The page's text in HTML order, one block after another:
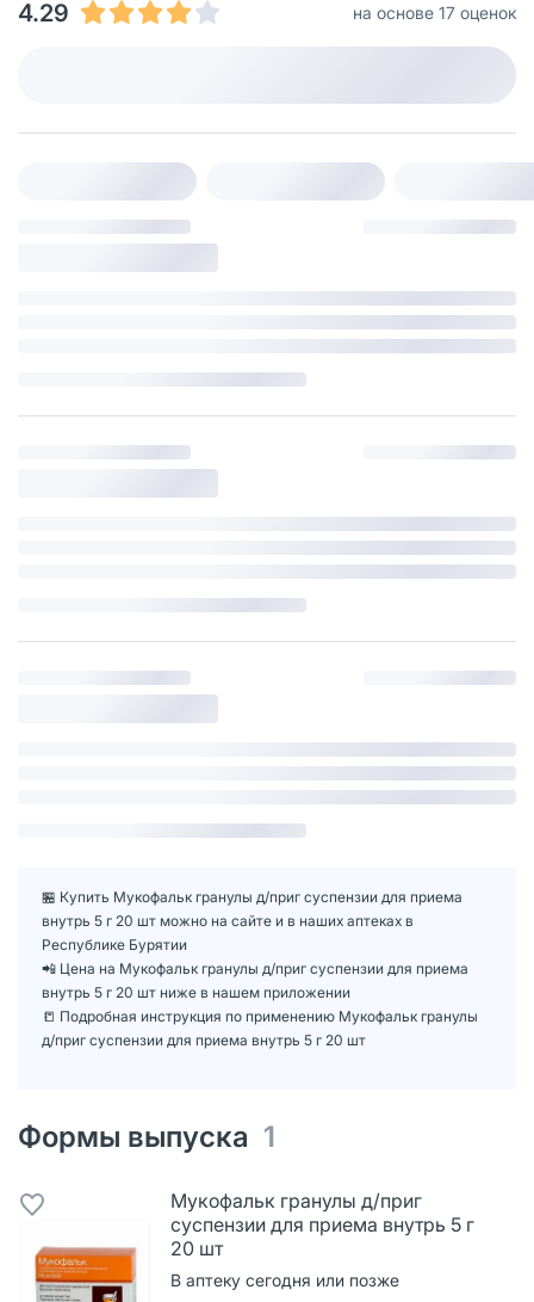
4.29
на основе 17 оценок
🏪 Купить Мукофальк гранулы д/приг суспензии для приема
внутрь 5 г 20 шт можно на сайте и в наших аптеках в
Республике Бурятии
📲 Цена на Мукофальк гранулы д/приг суспензии для приема
внутрь 5 г 20 шт ниже в нашем приложении
📒 Подробная инструкция по применению Мукофальк гранулы
д/приг суспензии для приема внутрь 5 г 20 шт
Формы выпуска 1
Мукофальк гранулы д/приг
суспензии для приема внутрь 5 г
20 шт
В аптеку сегодня или позже